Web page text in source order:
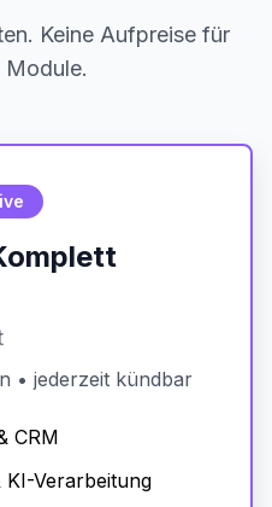
Keine Aufpreise für
Module.
• jederzeit kündbar
CRM
KI-Verarbeitung